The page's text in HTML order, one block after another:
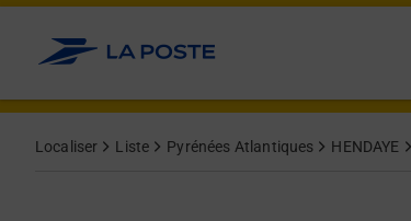
Allez au contenu
Localiser Liste Pyrénées Atlantiques HENDAYE
Afficher ou masquer la réponse
Afficher ou masquer la réponse
Afficher ou masquer la réponse